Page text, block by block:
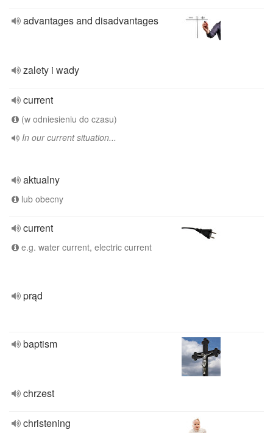
advantages and disadvantages
zalety i wady
current
(w odniesieniu do czasu)
In our current situation...
aktualny
lub obecny
current
e.g. water current, electric current
prąd
baptism
chrzest
christening